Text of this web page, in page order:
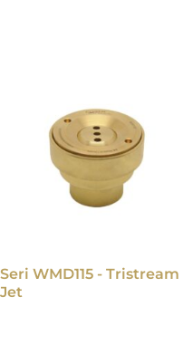
Seri WMD115 - Tristream
Jet